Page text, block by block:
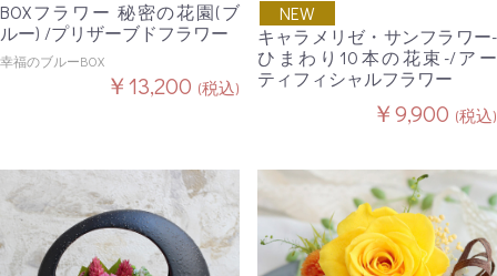
BOXフラワー 秘密の花園(ブ
ルー) /プリザーブドフラワー
幸福のブルーBOX
￥13,200 (税込)
NEW
キャラメリゼ・サンフラワー-
ひまわり10本の花束-/アー
ティフィシャルフラワー
￥9,900 (税込)